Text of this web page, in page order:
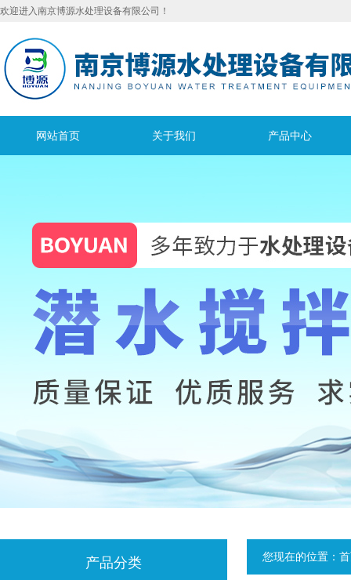
欢迎进入南京博源水处理设备有限公司！
网站首页 关于我们 产品中心
产品分类 您现在的位置：